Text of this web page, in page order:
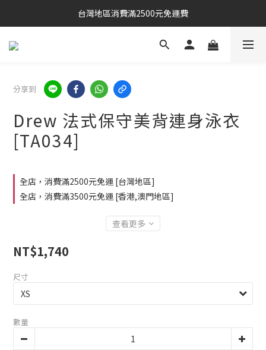
台灣地區消費滿2500元免運費
分享到
Drew 法式保守美背連身泳衣
[TA034]
全店，消費滿2500元免運 [台灣地區]
全店，消費滿3500元免運 [香港,澳門地區]
查看更多
NT$1,740
尺寸
數量